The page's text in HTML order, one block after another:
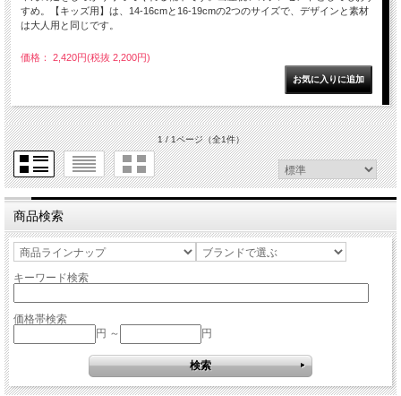
すめ。【キッズ用】は、14-16cmと16-19cmの2つのサイズで、デザインと素材
は大人用と同じです。
価格： 2,420円(税抜 2,200円)
1 / 1ページ（全1件）
商品検索
キーワード検索
価格帯検索
円 ～
円